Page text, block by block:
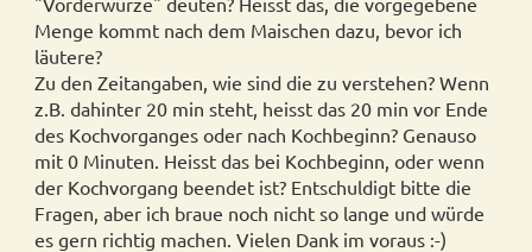
Menge kommt nach dem Maischen dazu, bevor ich
läutere?
Zu den Zeitangaben, wie sind die zu verstehen? Wenn
z.B. dahinter 20 min steht, heisst das 20 min vor Ende
des Kochvorganges oder nach Kochbeginn? Genauso
mit 0 Minuten. Heisst das bei Kochbeginn, oder wenn
der Kochvorgang beendet ist? Entschuldigt bitte die
Fragen, aber ich braue noch nicht so lange und würde
es gern richtig machen. Vielen Dank im voraus :-)